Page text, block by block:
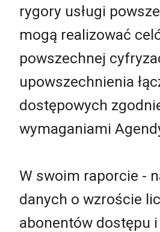
rygory usługi
mogą realizować
powszechnej
upowszechnienia
dostępowych
wymaganiami
W swoim raporcie -
danych o wzroście
abonentów dostępu